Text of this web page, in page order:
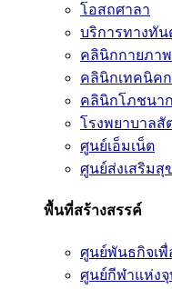
โอสถศาลา
บริการทางทัน
คลินิกกายภา
คลินิกเทคนิค
คลินิกโภชนา
โรงพยาบาลสั
ศูนย์เอ็มเน็ต
ศูนย์ส่งเสริมสุ
พื้นที่สร้างสรรค์
ศูนย์พันธกิจเพื่
ศูนย์กีฬาแห่ง